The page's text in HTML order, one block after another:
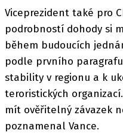
Viceprezident také pro
podrobností dohody si
během budoucích
podle prvního
stability v regionu a k
teroristických
mít ověřitelný závazek
poznamenal Vance.